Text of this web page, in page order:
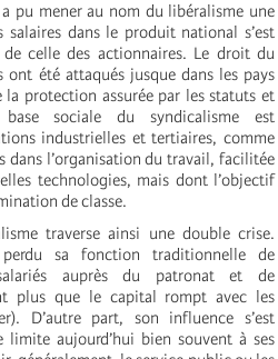
pu mener au nom du libéralisme une
dans le produit national s’est
celle des actionnaires. Le droit du
été attaqués jusque dans les pays
la protection assurée par les statuts et
sociale du syndicalisme est
industrielles et tertiaires, comme
dans l’organisation du travail, facilitée
technologies, mais dont l’objectif
de classe.
traverse ainsi une double crise.
sa fonction traditionnelle de
auprès du patronat et de
plus que le capital rompt avec les
D’autre part, son influence s’est
limite aujourd’hui bien souvent à ses